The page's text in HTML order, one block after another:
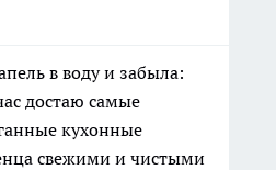
в воду и забыла:
достаю самые
кухонные
свежими и чистыми